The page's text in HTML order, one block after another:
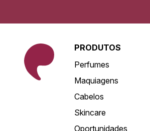
PRODUTOS
Perfumes
Maquiagens
Cabelos
Skincare
Oportunidades